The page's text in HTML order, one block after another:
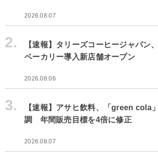
2026.08.07
2.
【速報】タリーズコーヒージャパン
ベーカリー導入新店舗オープン
2026.08.06
3.
【速報】アサヒ飲料、「green cola
調 年間販売目標を4倍に修正
2026.08.07